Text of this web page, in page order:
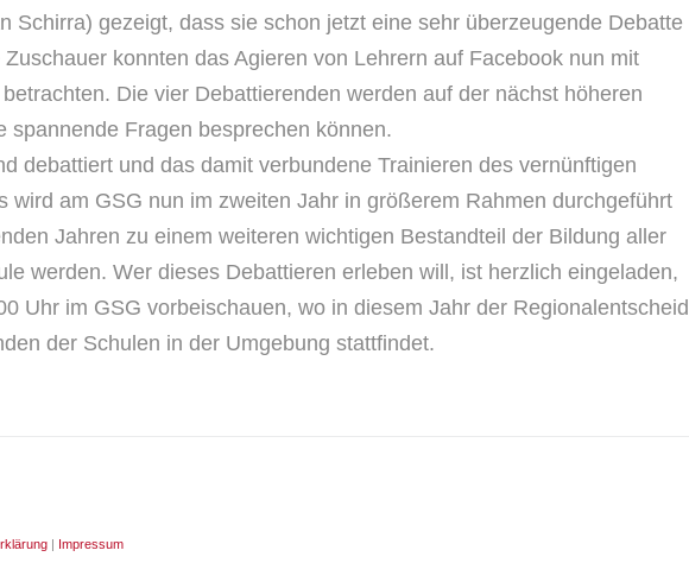
Schirra) gezeigt, dass sie schon jetzt eine sehr überzeugende Debatte
konnten das Agieren von Lehrern auf Facebook nun mit
Die vier Debattierenden werden auf der nächst höheren
spannende Fragen besprechen können.
debattiert und das damit verbundene Trainieren des vernünftigen
wird am GSG nun im zweiten Jahr in größerem Rahmen durchgeführt
Jahren zu einem weiteren wichtigen Bestandteil der Bildung aller
werden. Wer dieses Debattieren erleben will, ist herzlich eingeladen,
Uhr im GSG vorbeischauen, wo in diesem Jahr der Regionalentscheid
der Schulen in der Umgebung stattfindet.
| Impressum